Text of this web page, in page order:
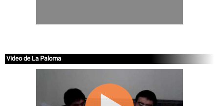
Video de La Paloma